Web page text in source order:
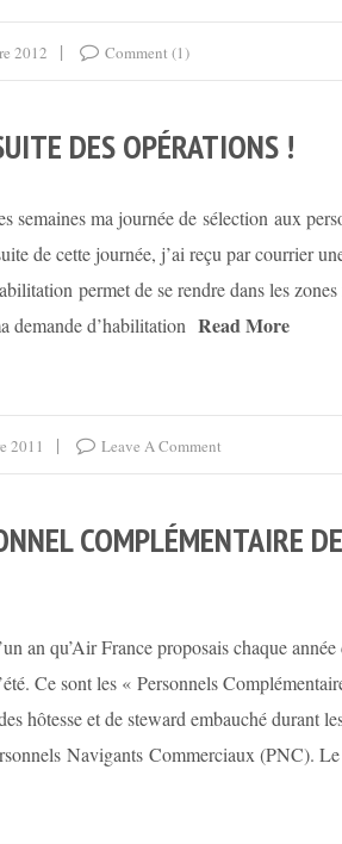
2012 Comment (1)
DES OPÉRATIONS !
semaines ma journée de sélection aux
de cette journée, j’ai reçu par courrier
permet de se rendre dans les
demande d’habilitation Read More
2011 Leave A Comment
COMPLÉMENTAIRE
an qu’Air France proposais chaque
Ce sont les « Personnels
hôtesse et de steward embauché durant
Navigants Commerciaux (PNC). Le